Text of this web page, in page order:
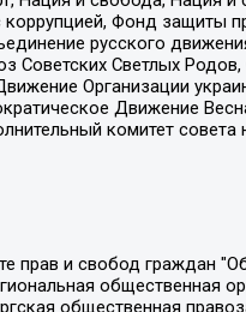
Фонд защиты
русского
Светлых Родов,
Организации
Движение
комитет совета
Александровна, Ассоциация по содействию защите прав призывников, альтернативнослужащих и военнослужащих "Правозащитная группа "Гражданин.Армия.Право", Хисамова Регина Фаритовна, Автономная некоммерческая организация по реализации социально-правовых программ "Лилит", Дальневосточное общественное движение "Маяк", Санкт-Петербургская ЛГБТ-инициативная группа "Выход", Инициативная группа ЛГБТ+ "Реверс", Алексеев Андрей Викторович, Бекбулатова Таисия Львовна, Беляев Иван Михайлович, Владыкина Елена Сергеевна, Гельман Марат Александрович, Никульшина Вероника Юрьевна, Толоконникова Надежда Андреевна, Шендерович Виктор Анатольевич, Общество с ограниченной ответственностью "Данное сообщение", Общество с ограниченной ответственностью Издательский дом "Новая глава", Айнбиндер Александра Александровна, Московский комьюнити-центр для ЛГБТ+инициатив, Благотворительный фонд развития филантропии, Deutsche Welle (Германия, Kurt-Schumacher-Strasse 3, 53113 Bonn), Борзунова Мария Михайловна, Воробьев Виктор Викторович, Голубева Анна Львовна, Константинова Алла Михайловна, Малкова Ирина Владимировна, Мурадов Мурад Абдулгалимович, Осетинская Елизавета Николаевна, Понасенков Евгений Николаевич, Ганапольский Матвей Юрьевич, Киселев Евгений Алексеевич, Борухович Ирина Григорьевна, Дремин Иван Тимофеевич, Дубровский Дмитрий Викторович, Красноярская региональная общественная организация поддержки и развития альтернативных образовательных технологий и межкультурных коммуникаций "ИНТЕРРА", Маяковская Екатерина Алексеевна, Фейгин Марк Захарович, Филимонов Андрей Викторович, Дзугкоева